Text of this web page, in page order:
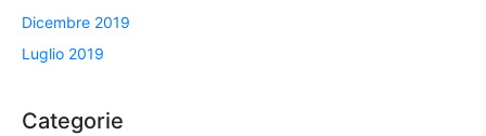
Dicembre 2019
Luglio 2019
Categorie